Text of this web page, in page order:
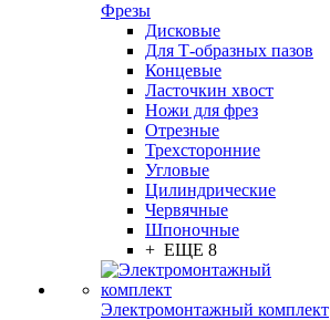
Фрезы
Дисковые
Для Т-образных пазов
Концевые
Ласточкин хвост
Ножи для фрез
Отрезные
Трехсторонние
Угловые
Цилиндрические
Червячные
Шпоночные
+ ЕЩЕ 8
Электромонтажный комплект